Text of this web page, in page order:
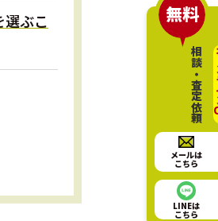
選ぶこ
無料
相談・査定依頼
メールは
こちら
LINEは
こちら